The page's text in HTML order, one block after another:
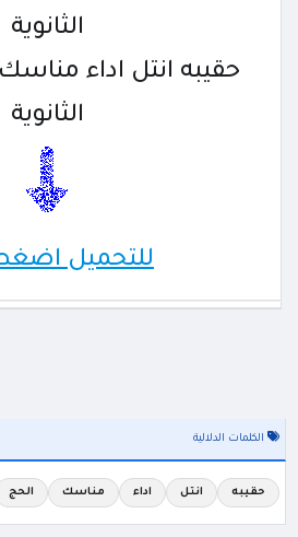
الثانوية
حقيبه انتل اداء
الثانوية
للتحميل
الكلمات الدلالية
حقيبه انتل اداء مناسك الحج